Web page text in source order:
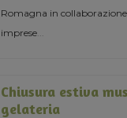
Romagna in
imprese
Chiusura estiva
gelateria